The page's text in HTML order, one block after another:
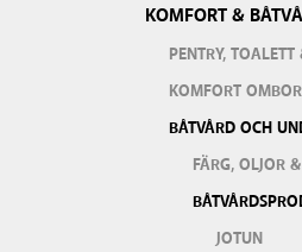
KOMFORT &
PENTRY,
KOMFORT
BÅTVÅRD OCH
FÄRG, OLJOR
JOTUN